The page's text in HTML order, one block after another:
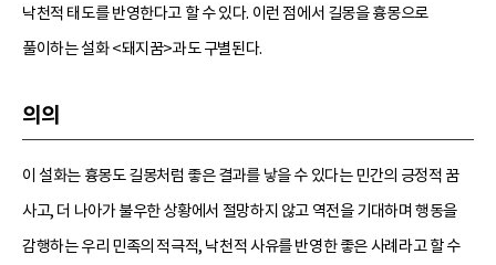
낙천적 태도를 반영한다고 할 수 있다. 이런 점에서 길몽을 흉몽으로
풀이하는 설화 <돼지꿈>과도 구별된다.
의의
이 설화는 흉몽도 길몽처럼 좋은 결과를 낳을 수 있다는 민간의 긍정적 꿈
사고, 더 나아가 불우한 상황에서 절망하지 않고 역전을 기대하며 행동을
감행하는 우리 민족의 적극적, 낙천적 사유를 반영한 좋은 사례라고 할 수